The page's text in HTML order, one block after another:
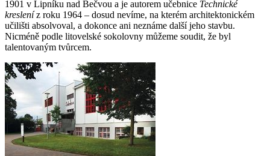
1901 v Lipníku nad Bečvou a je autorem učebnice Technické
kresleníz roku 1964 – dosud nevíme, na kterém architektonickém
učilišti absolvoval, a dokonce ani neznáme další jeho stavbu.
Nicméně podle litovelské sokolovny můžeme soudit, že byl
talentovaným tvůrcem.